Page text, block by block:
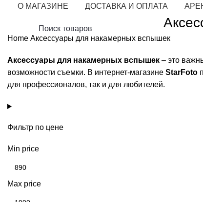
О МАГАЗИНЕ
ДОСТАВКА И ОПЛАТА
Home Аксессуары для накамерных вспышек
Аксессуары для накамерных вспышек – это
возможности съемки. В интернет-магазине StarFoto
для профессионалов, так и для любителей.
Фильтр по цене
Min price
Max price